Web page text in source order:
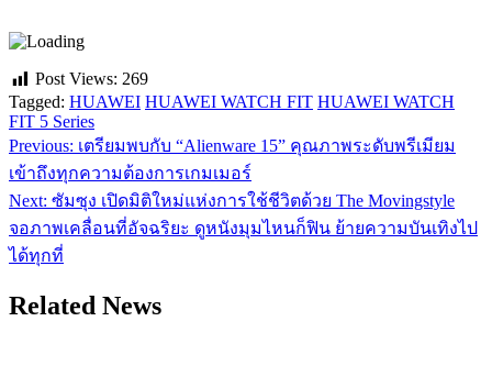
Post Views: 269
Tagged: HUAWEI HUAWEI WATCH FIT HUAWEI WATCH
FIT 5 Series
แนะแนว
เรื่อง
Previous: เตรียมพบกับ “Alienware 15” คุณภาพระดับพรีเมียม
เข้าถึงทุกความต้องการเกมเมอร์
Next: ซัมซุง เปิดมิติใหม่แห่งการใช้ชีวิตด้วย The Movingstyle
จอภาพเคลื่อนที่อัจฉริยะ ดูหนังมุมไหนก็ฟิน ย้ายความบันเทิงไป
ได้ทุกที่
Related News